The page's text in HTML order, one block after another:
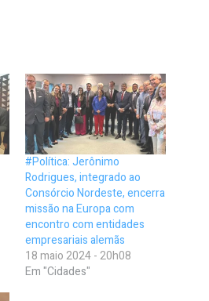
#Política: Jerônimo
Rodrigues, integrado ao
Consórcio Nordeste, encerra
missão na Europa com
encontro com entidades
empresariais alemãs
18 maio 2024 - 20h08
Em "Cidades"